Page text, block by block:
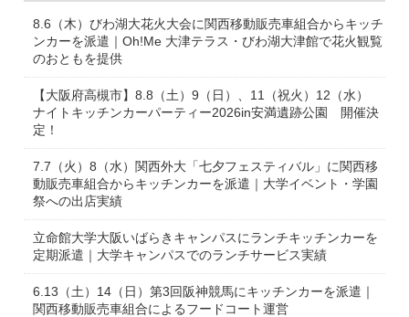
8.6（木）びわ湖大花火大会に関西移動販売車組合からキッチ
ンカーを派遣｜Oh!Me 大津テラス・びわ湖大津館で花火観覧
のおともを提供
【大阪府高槻市】8.8（土）9（日）、11（祝火）12（水）
ナイトキッチンカーパーティー2026in安満遺跡公園 開催決
定！
7.7（火）8（水）関西外大「七夕フェスティバル」に関西移
動販売車組合からキッチンカーを派遣｜大学イベント・学園
祭への出店実績
立命館大学大阪いばらきキャンパスにランチキッチンカーを
定期派遣｜大学キャンパスでのランチサービス実績
6.13（土）14（日）第3回阪神競馬にキッチンカーを派遣｜
関西移動販売車組合によるフードコート運営